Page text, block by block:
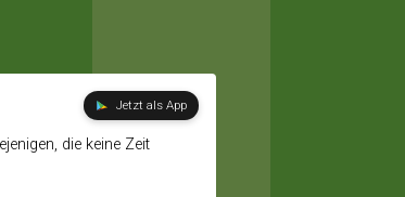
Jetzt als App
die keine Zeit